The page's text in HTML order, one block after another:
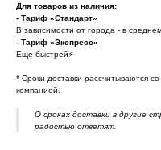
Для товаров из наличия:
- Тариф «Стандарт»
В зависимости от города - в
- Тариф «Экспресс»
Еще быстрей⚡
* Cроки доставки рассчитываются
компанией.
О сроках доставки в другие
радостью ответят.
support@outfit-
Для покупателей
По вопросам сотрудничества
📩 Узнавайте первыми о